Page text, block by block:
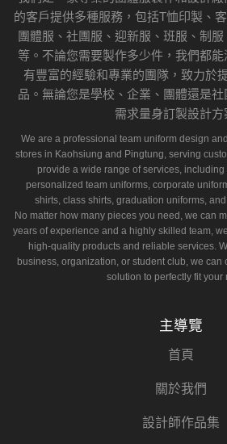
的客戶提供多種服務，包括T恤印製、
團體服、社團服、迎新服、班服、制
等。不論您需要製作多少件，我們都
有豐富的經驗和專業的團隊，致力於
品。無論您是學校、企業、團體還是
需求量身訂製設計方
We are a professional team uniform design
stores in Kaohsiung and Pingtung, serving
provide a wide range of services, including
personalized team uniforms, corporate
shirts, class shirts, graduation uniforms,
No matter how many pieces you need, we can
years of experience and a highly skilled team,
high-quality products and reliable services.
business, organization, or student club, we can
solution to perfectly fit your
主導覽
首頁
關於我們
設計師作品集